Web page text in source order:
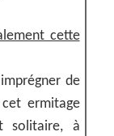
cette
de
cet ermitage
solitaire, à